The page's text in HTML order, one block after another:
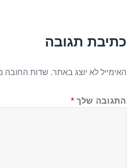
כתיבת תגובה
האימייל לא יוצג באתר. שדות החובה
התגובה שלך *